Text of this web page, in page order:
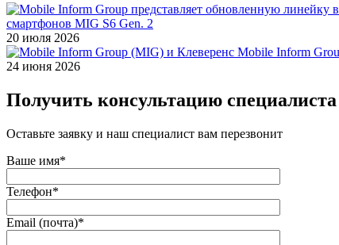
смартфонов MIG S6 Gen. 2
20 июля 2026
Mobile Inform
24 июня 2026
Получить консультацию специалиста
Оставьте заявку и наш специалист вам перезвонит
Ваше имя*
Телефон*
Email (почта)*